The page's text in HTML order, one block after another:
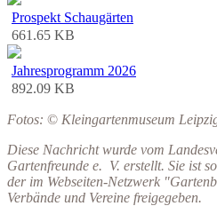
Prospekt Schaugärten
661.65 KB
Jahresprogramm 2026
892.09 KB
Fotos: © Kleingartenmuseum
Diese Nachricht wurde vom
Gartenfreunde e. V. erstellt. Sie ist
der im Webseiten-Netzwerk
Verbände und Vereine freigegeben.